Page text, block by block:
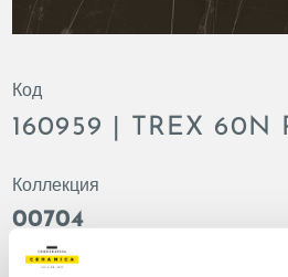
Код
160959 | TREX 60N
Коллекция
00704
Цвет: